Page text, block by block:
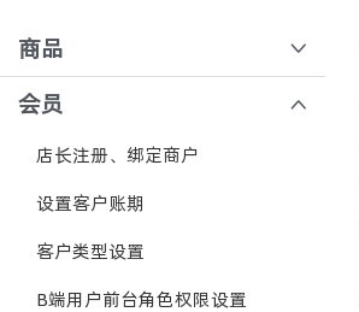
商品
多规格商品导入
佣金策略
时价
协议价
跨境购
会员
店长注册、绑定商户
设置客户账期
客户类型设置
B端用户前台角色权限设置